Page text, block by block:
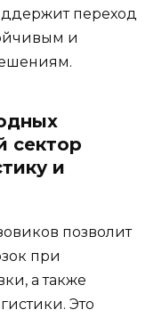
переход
и
сектор
и
позволит
при
а также
Это